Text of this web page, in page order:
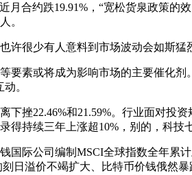
月合约跌19.91%，“宽松货泉政策
。
很少有人意料到市场波动会如斯猛
素或将成为影响市场的主要催化剂。
。
挫22.46%和21.59%。行业面对投资
得持续三年上涨超10%，别的，科技
际公司编制MSCI全球指数全年累计
日溢价不竭扩大、比特币价钱俄然暴